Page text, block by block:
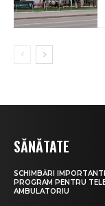
SĂNĂTATE
SCHIMBĂRI
PROGRAM PENTRU
AMBULATORIU